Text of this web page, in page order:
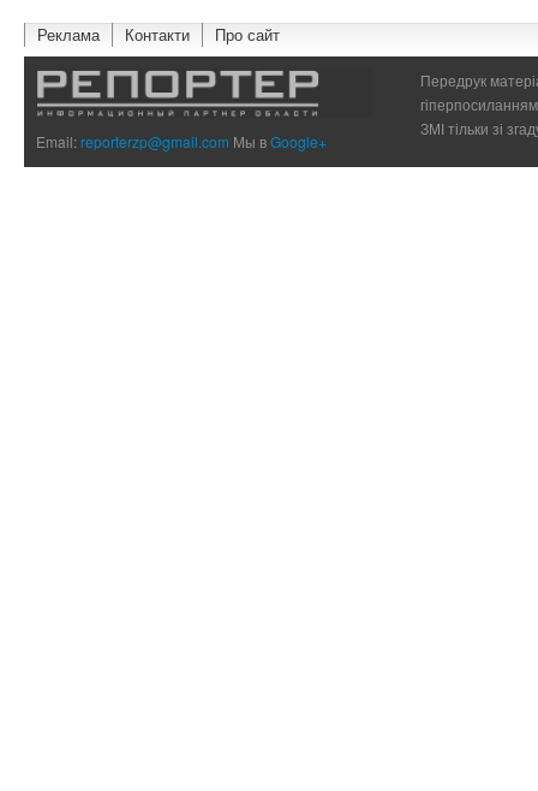
Реклама Контакти Про сайт
Email:reporterzp@gmail.com Мы вGoogle+
Передрук
ЗМІ тільки зі